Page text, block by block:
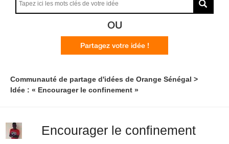
OU
Partagez votre idée !
Communauté de partage d'idées de Orange Sénégal
Idée : « Encourager le confinement »
Encourager le confinement